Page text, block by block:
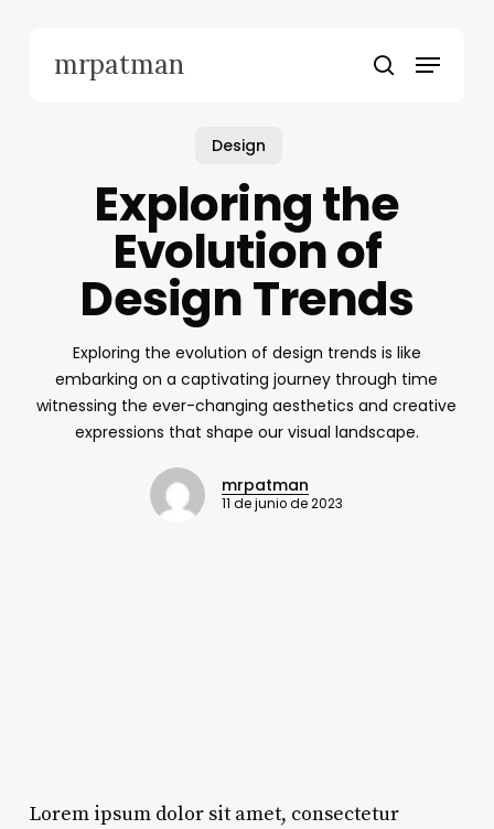
mrpatman search
Menu
Design
Exploring the
Evolution of
Design Trends
Exploring the evolution of design trends is like
embarking on a captivating journey through time
witnessing the ever-changing aesthetics and creative
expressions that shape our visual landscape.
mrpatman
11 de junio de 2023
Lorem ipsum dolor sit amet, consectetur